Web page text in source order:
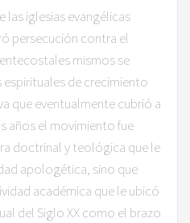
iglesias evangélicas
persecución contra el
mismos se
de crecimiento
que eventualmente cubrió a
años el movimiento fue
doctrinal y teológica que le
apologética, sino que
académica que le ubicó
del Siglo XX como el brazo